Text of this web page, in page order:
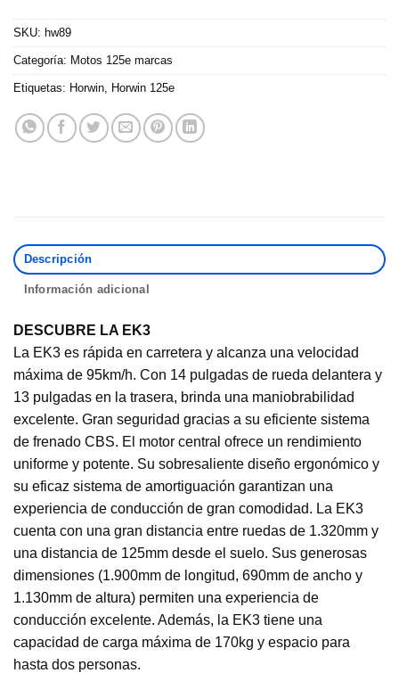
SKU: hw89
Categoría: Motos 125e marcas
Etiquetas: Horwin Horwin 125e
Descripción
Información adicional
DESCUBRE LA EK3
La EK3 es rápida en carretera y alcanza una velocidad
máxima de 95km/h. Con 14 pulgadas de rueda delantera y
13 pulgadas en la trasera, brinda una maniobrabilidad
excelente. Gran seguridad gracias a su eficiente sistema
de frenado CBS. El motor central ofrece un rendimiento
uniforme y potente. Su sobresaliente diseño ergonómico y
su eficaz sistema de amortiguación garantizan una
experiencia de conducción de gran comodidad. La EK3
cuenta con una gran distancia entre ruedas de 1.320mm y
una distancia de 125mm desde el suelo. Sus generosas
dimensiones (1.900mm de longitud, 690mm de ancho y
1.130mm de altura) permiten una experiencia de
conducción excelente. Además, la EK3 tiene una
capacidad de carga máxima de 170kg y espacio para
hasta dos personas.